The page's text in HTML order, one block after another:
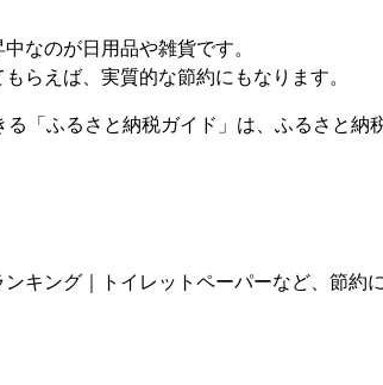
なのが日用品や雑貨です。
らえば、実質的な節約にもなります。
「ふるさと納税ガイド」は、ふるさと納
キング｜トイレットペーパーなど、節約